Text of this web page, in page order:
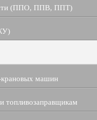
(ППО, ППВ, ППТ)
крановых машин
топливозаправщикам